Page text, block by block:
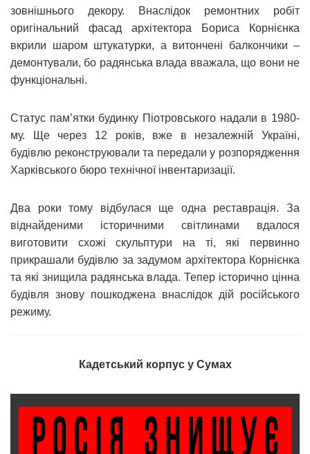
зовнішнього декору. Внаслідок ремонтних робіт
оригінальний фасад архітектора Бориса Корнієнка
вкрили шаром штукатурки, а витончені балкончики –
демонтували, бо радянська влада вважала, що вони не
функціональні.
Статус пам’ятки будинку Піотровського надали в 1980-
му. Ще через 12 років, вже в незалежній Україні,
будівлю реконструювали та передали у розпорядження
Харківського бюро технічної інвентаризації.
Два роки тому відбулася ще одна реставрація. За
віднайденими історичними світлинами вдалося
виготовити схожі скульптури на ті, які первинно
прикрашали будівлю за задумом архітектора Корнієнка
та які знищила радянська влада. Тепер історично цінна
будівля знову пошкоджена внаслідок дій російського
режиму.
Кадетський корпус у Сумах